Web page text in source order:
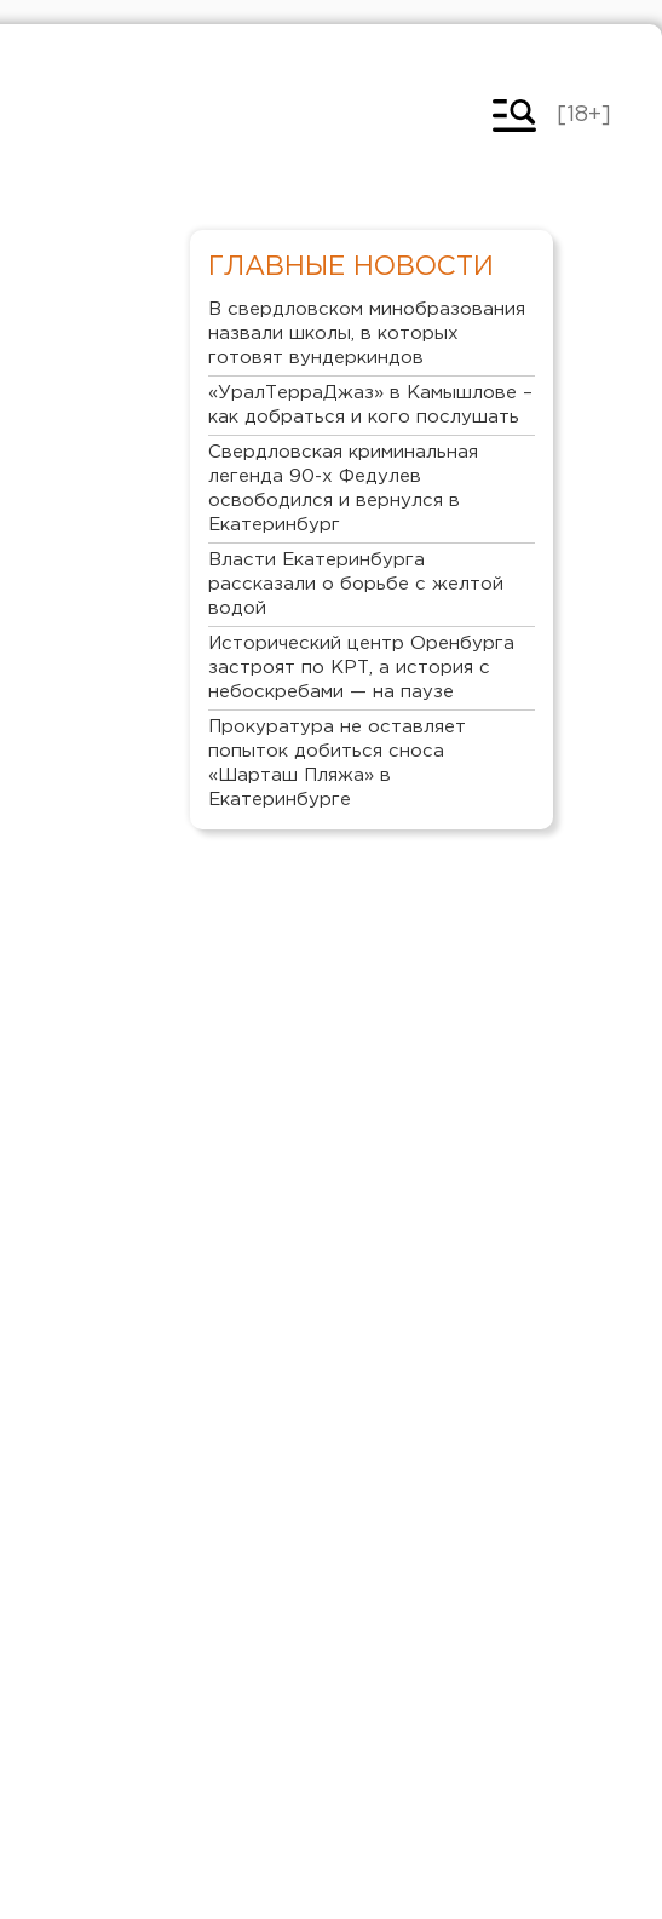
[18+]
ГЛАВНЫЕ НОВОСТИ
В свердловском минобразования
назвали школы, в которых
готовят вундеркиндов
«УралТерраДжаз» в Камышлове –
как добраться и кого послушать
Свердловская криминальная
легенда 90-х Федулев
освободился и вернулся в
Екатеринбург
Власти Екатеринбурга
рассказали о борьбе с желтой
водой
Исторический центр Оренбурга
застроят по КРТ, а история с
небоскребами — на паузе
Прокуратура не оставляет
попыток добиться сноса
«Шарташ Пляжа» в
Екатеринбурге